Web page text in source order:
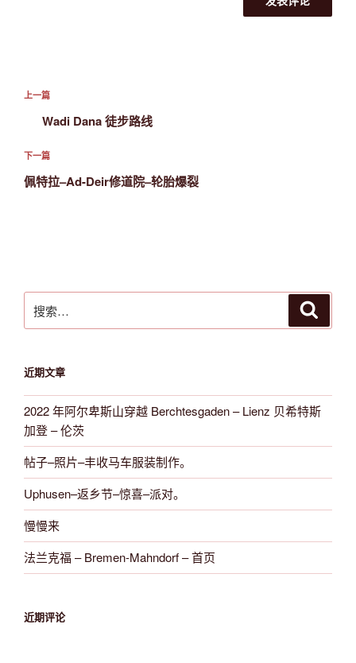
文
航
上
文
章
上一篇
Wadi Dana 徒步路线
下
一
下一篇
佩特拉–Ad-Deir修道院–轮胎爆裂
索：
近期文章
2022 年阿尔卑斯山穿越 Berchtesgaden – Lienz 贝希特斯
加登 – 伦茨
帖子–照片–丰收马车服装制作。
Uphusen–返乡节–惊喜–派对。
慢慢来
法兰克福 – Bremen-Mahndorf – 首页
近期评论